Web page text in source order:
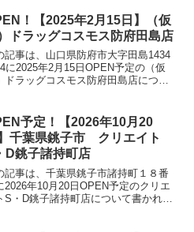
！【2025年2月15日】（仮
ドラッグコスモス防府田島店
記事は、山口県防府市大字田島1434
に2025年2月15日OPEN予定の（仮
ドラッグコスモス防府田島店につい
予定！【2026年10月20
千葉県銚子市 クリエイト
D銚子諸持町店
記事は、千葉県銚子市諸持町１８番
2026年10月20日OPEN予定のクリエ
S・D銚子諸持町店について書かれて